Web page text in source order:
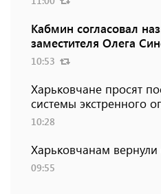
Кабмин согласовал
заместителя Олега
10:53
Харьковчане просят
системы экстренного
10:28
Харьковчанам вернули
09:55